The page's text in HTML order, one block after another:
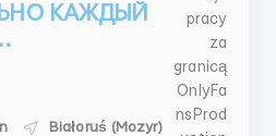
КАЖДЫЙ
Białoruś (Mozyr)